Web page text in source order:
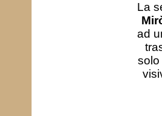
La
ad
solo